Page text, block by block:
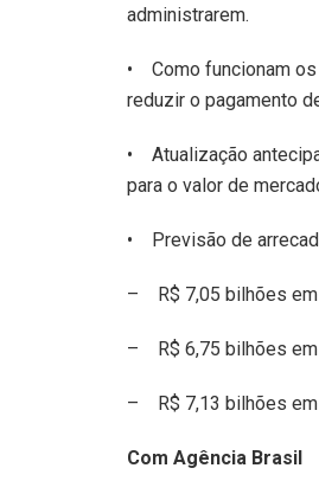
administrarem.
• Como funcionam os
reduzir o pagamento
• Atualização
para o valor de
• Previsão de
– R$ 7,05 bilhões em
– R$ 6,75 bilhões em
– R$ 7,13 bilhões em
Com Agência Brasil